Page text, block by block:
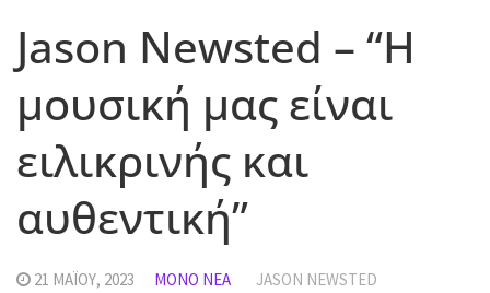
Jason Newsted – “Η
μουσική μας είναι
ειλικρινής και
αυθεντική”
21 ΜΑΪ́ΟΥ, 2023 MΌΝΟ ΝΈΑ
JASON NEWSTED